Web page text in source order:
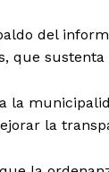
del
que
la
la